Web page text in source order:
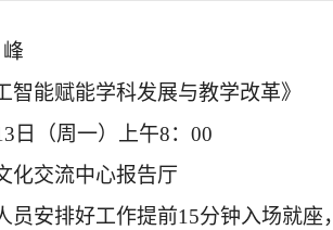
智能赋能学科发展与教学改革》
日（周一）上午8：00
化交流中心报告厅
排好工作提前15分钟入场就座